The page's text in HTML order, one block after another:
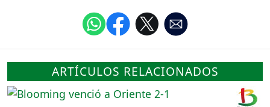
ARTÍCULOS RELACIONADOS